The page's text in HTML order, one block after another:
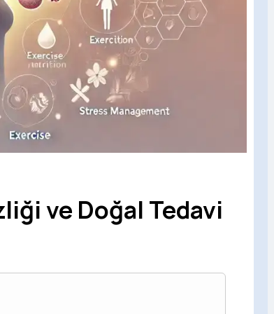
ve Doğal Tedavi